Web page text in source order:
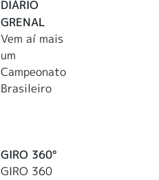
DIÁRIO
GRENAL
Vem aí mais
um
Campeonato
Brasileiro
GIRO 360°
GIRO 360